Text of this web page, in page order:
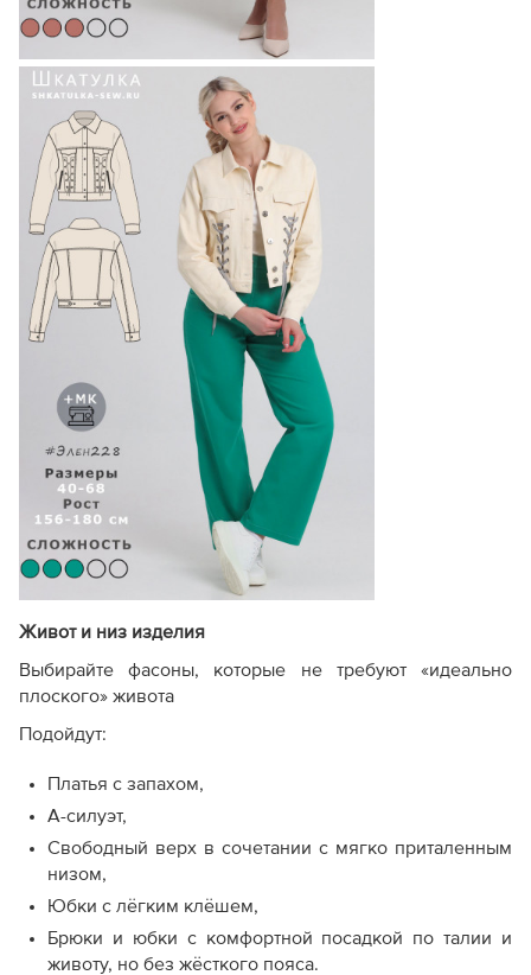
Живот и низ изделия
Выбирайте фасоны, которые не требуют «идеально
плоского» живота
Подойдут:
Платья с запахом,
А-силуэт,
Свободный верх в сочетании с мягко приталенным
низом,
Юбки с лёгким клёшем,
Брюки и юбки с комфортной посадкой по талии и
животу, но без жёсткого пояса.